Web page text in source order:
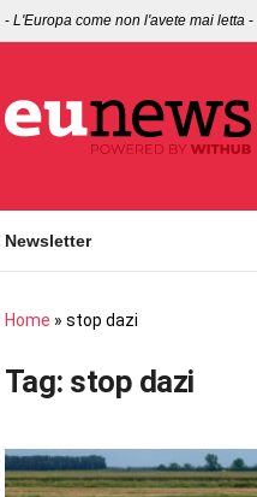
- L'Europa come non l'avete mai letta -
Newsletter
Home » stop dazi
Tag: stop dazi